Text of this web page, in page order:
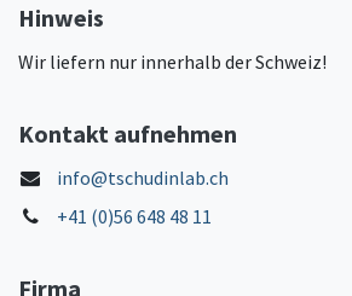
Hinweis
Wir liefern nur innerhalb der Schweiz!
Kontakt aufnehmen
info@tschudinlab.ch
+41 (0)56 648 48 11
Firma